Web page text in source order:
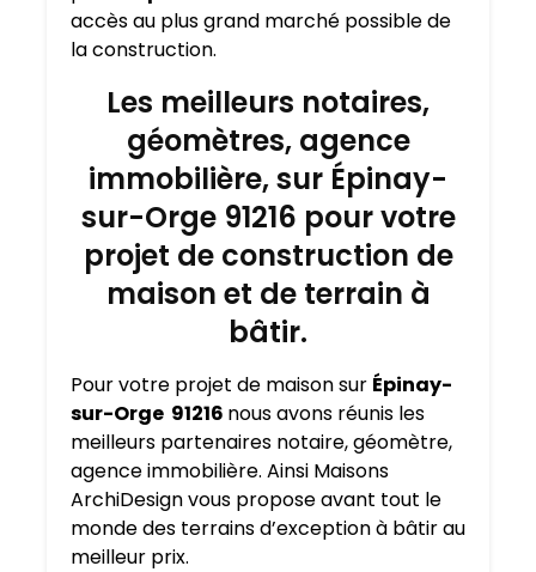
accès au plus grand marché possible de
la construction.
Les meilleurs notaires,
géomètres, agence
immobilière, sur Épinay-
sur-Orge 91216 pour votre
projet de construction de
maison et de terrain à
bâtir.
Pour votre projet de maison sur Épinay-
sur-Orge 91216 nous avons réunis les
meilleurs partenaires notaire, géomètre,
agence immobilière. Ainsi Maisons
ArchiDesign vous propose avant tout le
monde des terrains d’exception à bâtir au
meilleur prix.